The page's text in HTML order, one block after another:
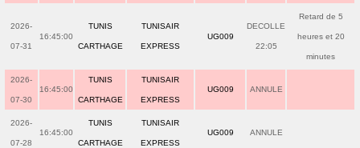
2026-
07-31
16:45:00
TUNIS
CARTHAGE
TUNISAIR
EXPRESS
UG009
DECOLLE
22:05
Retard de 5
heures et 20
minutes
2026-
07-30
16:45:00
TUNIS
CARTHAGE
TUNISAIR
EXPRESS
UG009 ANNULE
2026-
07-28
16:45:00
TUNIS
CARTHAGE
TUNISAIR
EXPRESS
UG009 ANNULE